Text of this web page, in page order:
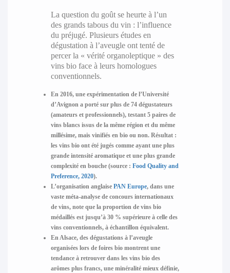
La question du goût se heurte à l’un
des grands tabous du vin : l’influence
du préjugé. Plusieurs études en
dégustation à l’aveugle ont tenté de
percer la « vérité organoleptique » des
vins bio face à leurs homologues
conventionnels.
En 2016, une expérimentation de l’Université
d’Avignon a porté sur plus de 74 dégustateurs
(amateurs et professionnels), testant 5 paires de
vins blancsissus de la même région et du même
millésime, mais vinifiés en bio ou non. Résultat :
les vins bio ont été jugés comme ayant une plus
grande intensité aromatiqueet une plus grande
complexité en bouche(source : Food Quality and
Preference, 2020).
L’organisation anglaise PAN Europe, dans une
vaste méta-analyse de concours internationaux
de vins, note que la proportion de vins bio
médaillés est jusqu’à 30 % supérieureà celle des
vins conventionnels, à échantillon équivalent.
En Alsace, des dégustations à l’aveugle
organisées lors de foires bio montrent une
tendance à retrouver dans les vins bio des
arômes plus francs, une minéralité mieux définie,